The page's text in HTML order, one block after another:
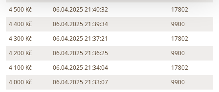
4 500 Kč
06.04.2025 21:40:32
17802
4 400 Kč
06.04.2025 21:39:34
9900
4 300 Kč
06.04.2025 21:37:21
17802
4 200 Kč
06.04.2025 21:36:25
9900
4 100 Kč
06.04.2025 21:34:04
17802
4 000 Kč
06.04.2025 21:33:07
9900